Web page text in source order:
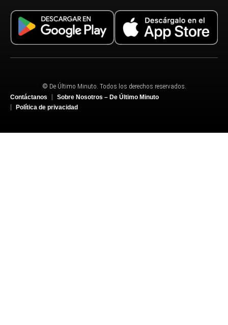
© De Último Minuto. Todos los derechos reservados.
Contáctanos
Sobre Nosotros – De Último Minuto
Política de privacidad